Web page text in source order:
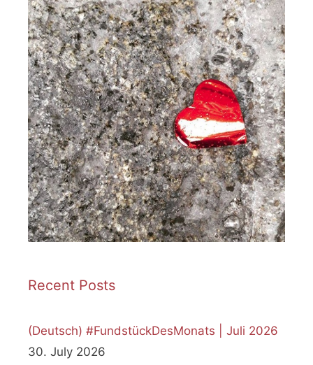
Recent Posts
(Deutsch) #FundstückDesMonats | Juli 2026
30. July 2026